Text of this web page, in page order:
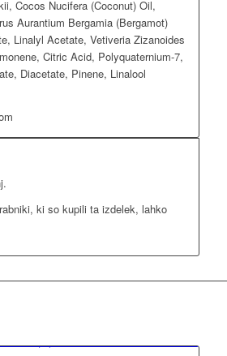
Cocos Nucifera (Coconut) Oil,
Aurantium Bergamia (Bergamot)
Linalyl Acetate, Vetiveria Zizanoides
Citric Acid, Polyquaternium-7,
Diacetate, Pinene, Linalool
ki so kupili ta izdelek, lahko